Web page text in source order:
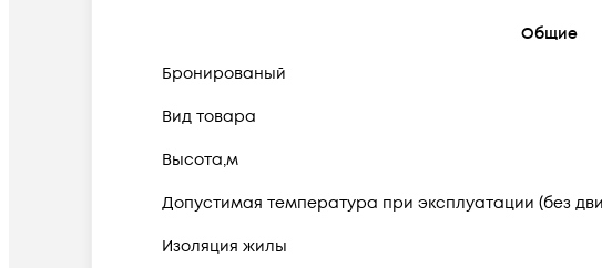
Общие
Бронированый
Вид товара
Высота,м
Допустимая температура при эксплуатации (без
Изоляция жилы